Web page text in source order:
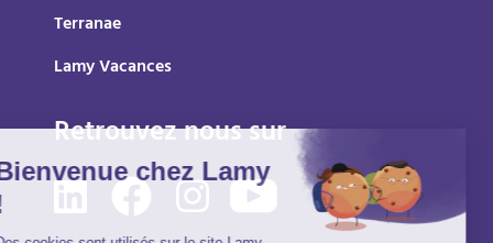
Terranae
Lamy Vacances
Retrouvez nous sur